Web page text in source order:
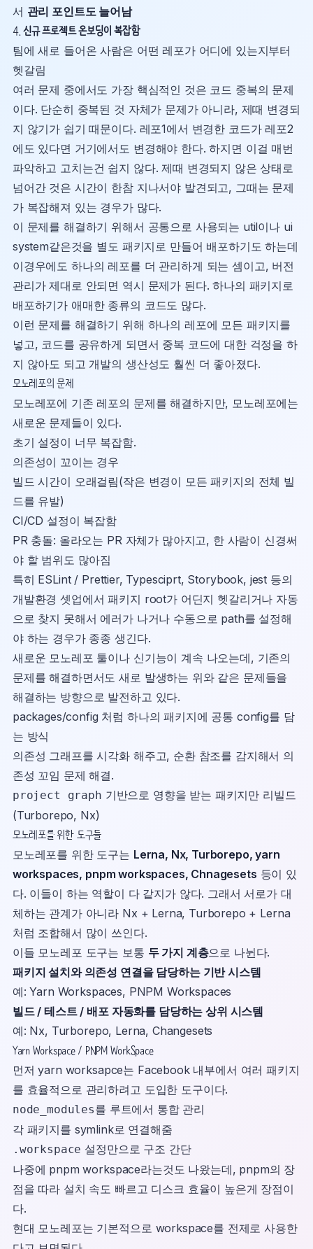
서 관리 포인트도 늘어남
4.신규 프로젝트 온보딩이 복잡함
팀에 새로 들어온 사람은 어떤 레포가 어디에 있는지부터
헷갈림
여러 문제 중에서도 가장 핵심적인 것은 코드 중복의 문제
이다. 단순히 중복된 것 자체가 문제가 아니라, 제때 변경되
지 않기가 쉽기 때문이다. 레포1에서 변경한 코드가 레포2
에도 있다면 거기에서도 변경해야 한다. 하지면 이걸 매번
파악하고 고치는건 쉽지 않다. 제때 변경되지 않은 상태로
넘어간 것은 시간이 한참 지나서야 발견되고, 그때는 문제
가 복잡해져 있는 경우가 많다.
이 문제를 해결하기 위해서 공통으로 사용되는 util이나 ui
system같은것을 별도 패키지로 만들어 배포하기도 하는데
이경우에도 하나의 레포를 더 관리하게 되는 셈이고, 버전
관리가 제대로 안되면 역시 문제가 된다. 하나의 패키지로
배포하기가 애매한 종류의 코드도 많다.
이런 문제를 해결하기 위해 하나의 레포에 모든 패키지를
넣고, 코드를 공유하게 되면서 중복 코드에 대한 걱정을 하
지 않아도 되고 개발의 생산성도 훨씬 더 좋아졌다.
모노레포의 문제
모노레포에 기존 레포의 문제를 해결하지만, 모노레포에는
새로운 문제들이 있다.
초기 설정이 너무 복잡함.
의존성이 꼬이는 경우
빌드 시간이 오래걸림(작은 변경이 모든 패키지의 전체 빌
드를 유발)
CI/CD 설정이 복잡함
PR 충돌: 올라오는 PR 자체가 많아지고, 한 사람이 신경써
야 할 범위도 많아짐
특히 ESLint / Prettier, Typesciprt, Storybook, jest 등의
개발환경 셋업에서 패키지 root가 어딘지 헷갈리거나 자동
으로 찾지 못해서 에러가 나거나 수동으로 path를 설정해
야 하는 경우가 종종 생긴다.
새로운 모노레포 툴이나 신기능이 계속 나오는데, 기존의
문제를 해결하면서도 새로 발생하는 위와 같은 문제들을
해결하는 방향으로 발전하고 있다.
packages/config 처럼 하나의 패키지에 공통 config를 담
는 방식
의존성 그래프를 시각화 해주고, 순환 참조를 감지해서 의
존성 꼬임 문제 해결.
project graph 기반으로 영향을 받는 패키지만 리빌드
(Turborepo, Nx)
모노레포를 위한 도구들
모노레포를 위한 도구는 Lerna, Nx, Turborepo, yarn
workspaces, pnpm workspaces, Chnagesets 등이 있
다. 이들이 하는 역할이 다 같지가 않다. 그래서 서로가 대
체하는 관계가 아니라 Nx + Lerna, Turborepo + Lerna
처럼 조합해서 많이 쓰인다.
이들 모노레포 도구는 보통 두 가지 계층으로 나뉜다.
패키지 설치와 의존성 연결을 담당하는 기반 시스템
예: Yarn Workspaces, PNPM Workspaces
빌드 / 테스트 / 배포 자동화를 담당하는 상위 시스템
예: Nx, Turborepo, Lerna, Changesets
Yarn Workspace / PNPM WorkSpace
먼저 yarn worksapce는 Facebook 내부에서 여러 패키지
를 효율적으로 관리하려고 도입한 도구이다.
node_modules를 루트에서 통합 관리
각 패키지를 symlink로 연결해줌
.workspace 설정만으로 구조 간단
나중에 pnpm workspace라는것도 나왔는데, pnpm의 장
점을 따라 설치 속도 빠르고 디스크 효율이 높은게 장점이
다.
현대 모노레포는 기본적으로 workspace를 전제로 사용한